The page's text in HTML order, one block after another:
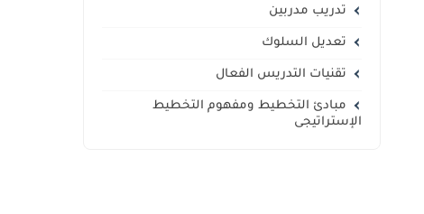
تدريب مدربين
تعديل السلوك
تقنيات التدريس الفعال
مبادئ التخطيط ومفهوم التخطيط
الإستراتيجى